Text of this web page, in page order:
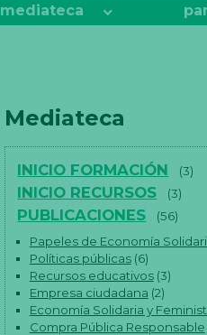
mediateca
Mediateca
INICIO FORMACIÓN (3)
INICIO RECURSOS (3)
PUBLICACIONES
(56)
Papeles de Economía
Políticas públicas(6)
Recursos educativos(3)
Empresa ciudadana (2)
Economía Solidaria y
Compra Pública Responsable